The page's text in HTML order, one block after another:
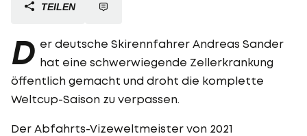
TEILEN
D er deutsche Skirennfahrer Andreas Sander
hat eine schwerwiegende Zellerkrankung
öffentlich gemacht und droht die komplette
Weltcup-Saison zu verpassen.
Der Abfahrts-Vizeweltmeister von 2021